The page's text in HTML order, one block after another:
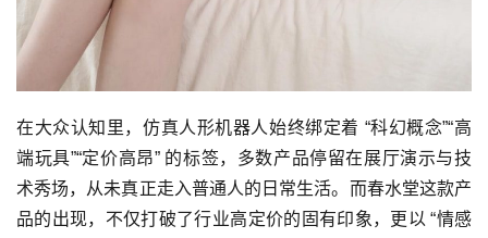
在大众认知里，仿真人形机器人始终绑定着 “科幻概念”“高
端玩具”“定价高昂” 的标签，多数产品停留在展厅演示与技
术秀场，从未真正走入普通人的日常生活。而春水堂这款产
品的出现，不仅打破了行业高定价的固有印象，更以 “情感